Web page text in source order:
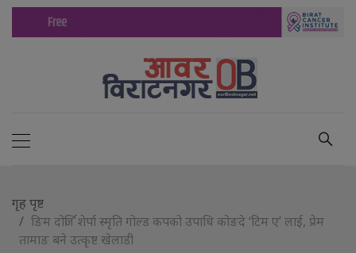
गृह पृष्ट
ङिम दोर्जि शेर्पा स्मृति गोल्ड कपको उपाधि कोङदे ‘टिम ए’ लाई, प्रेम
तामाङ बने उत्कृष्ट खेलाडी